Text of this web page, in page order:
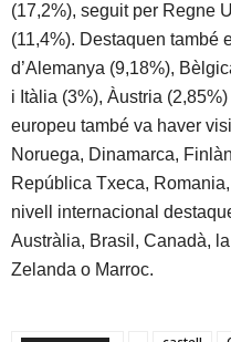
(17,2%), seguit per Regne
(11,4%). Destaquen també
d’Alemanya (9,18%),
i Itàlia (3%), Àustria
europeu també va haver
Noruega, Dinamarca,
República Txeca,
nivell internacional
Austràlia, Brasil, Canadà,
Zelanda o Marroc.